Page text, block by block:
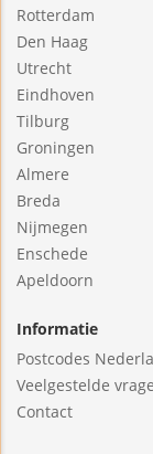
Rotterdam
Den Haag
Utrecht
Eindhoven
Tilburg
Groningen
Almere
Breda
Nijmegen
Enschede
Apeldoorn
Informatie
Postcodes
Veelgestelde
Contact